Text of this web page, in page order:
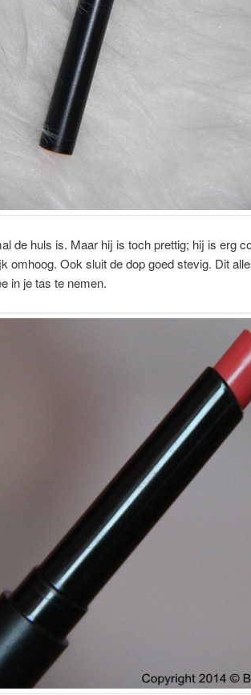
de huls is. Maar hij is toch prettig; hij is erg
omhoog. Ook sluit de dop goed stevig. Dit
in je tas te nemen.